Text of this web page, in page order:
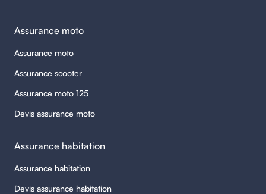
Assurance moto
Assurance moto
Assurance scooter
Assurance moto 125
Devis assurance moto
Assurance habitation
Assurance habitation
Devis assurance habitation